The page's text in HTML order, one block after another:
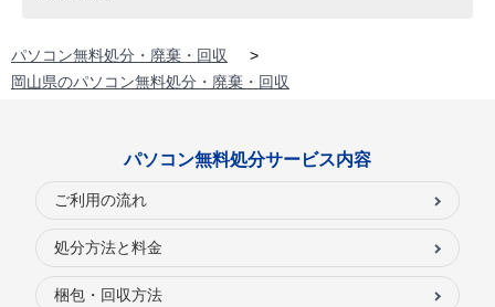
パソコン無料処分・廃棄・回収
>
岡山県のパソコン無料処分・廃棄・回収
パソコン無料処分サービス内容
ご利用の流れ
処分方法と料金
梱包・回収方法